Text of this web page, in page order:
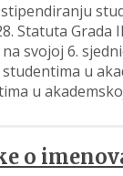
Statuta
svojoj 6.
u
u
o